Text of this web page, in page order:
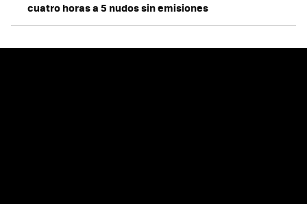
cuatro horas a 5 nudos sin emisiones